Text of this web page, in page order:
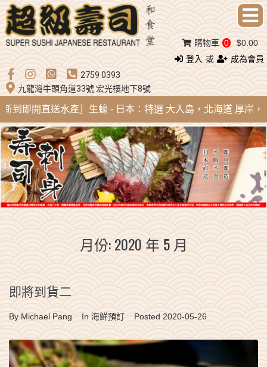
登入 或
成為會員
2759 0393
九龍灣牛頭角道33號 宏光樓地下8號
購物車 0 $0.00
到即開直送水產］生蠔 - 日本：特選 大入島，北海道 厚岸，
月份:2020 年 5 月
即將到貨二
By Michael Pang In海鮮預訂 Posted2020-05-26